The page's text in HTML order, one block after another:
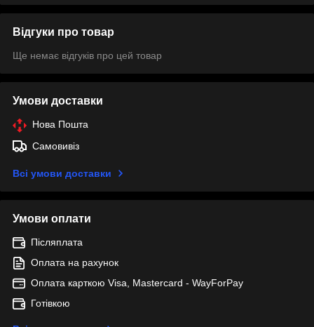
Відгуки про товар
Ще немає відгуків про цей товар
Умови доставки
Нова Пошта
Самовивіз
Всі умови доставки
Умови оплати
Післяплата
Оплата на рахунок
Оплата карткою Visa, Mastercard - WayForPay
Готівкою